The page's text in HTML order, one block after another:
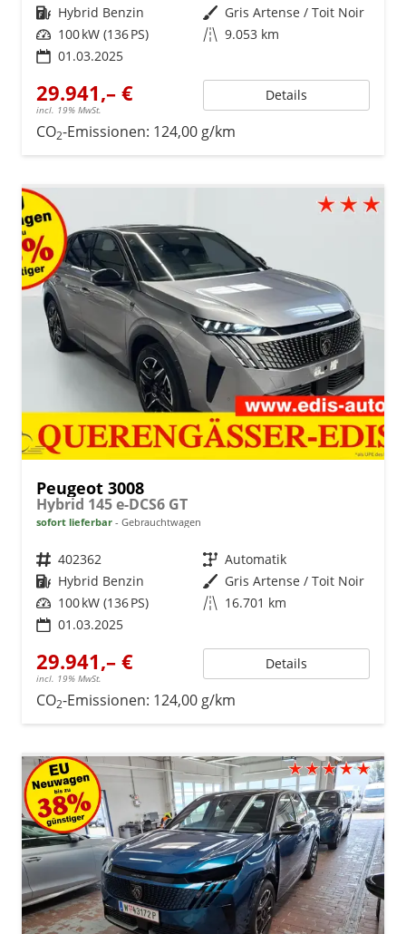
Kraftstoff Hybrid Benzin Außenfarbe Gris Artense / Toit Noir
Leistung 100 kW (136 PS) Kilometerstand 9.053 km
01.03.2025
29.941,– €
incl. 19% MwSt.
Details
CO2-Emissionen: 124,00 g/km
Peugeot 3008
Hybrid 145 e-DCS6 GT
sofort lieferbar Gebrauchtwagen
Fahrzeugnr. 402362 Getriebe Automatik
Kraftstoff Hybrid Benzin Außenfarbe Gris Artense / Toit Noir
Leistung 100 kW (136 PS) Kilometerstand 16.701 km
01.03.2025
29.941,– €
incl. 19% MwSt.
Details
CO2-Emissionen: 124,00 g/km